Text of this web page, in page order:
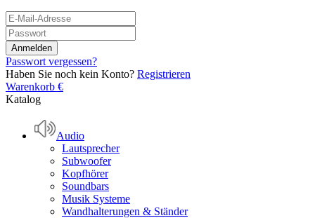
Passwort vergessen?
Haben Sie noch kein Konto? Registrieren
Warenkorb €
Katalog
Audio
Lautsprecher
Subwoofer
Kopfhörer
Soundbars
Musik Systeme
Wandhalterungen & Ständer